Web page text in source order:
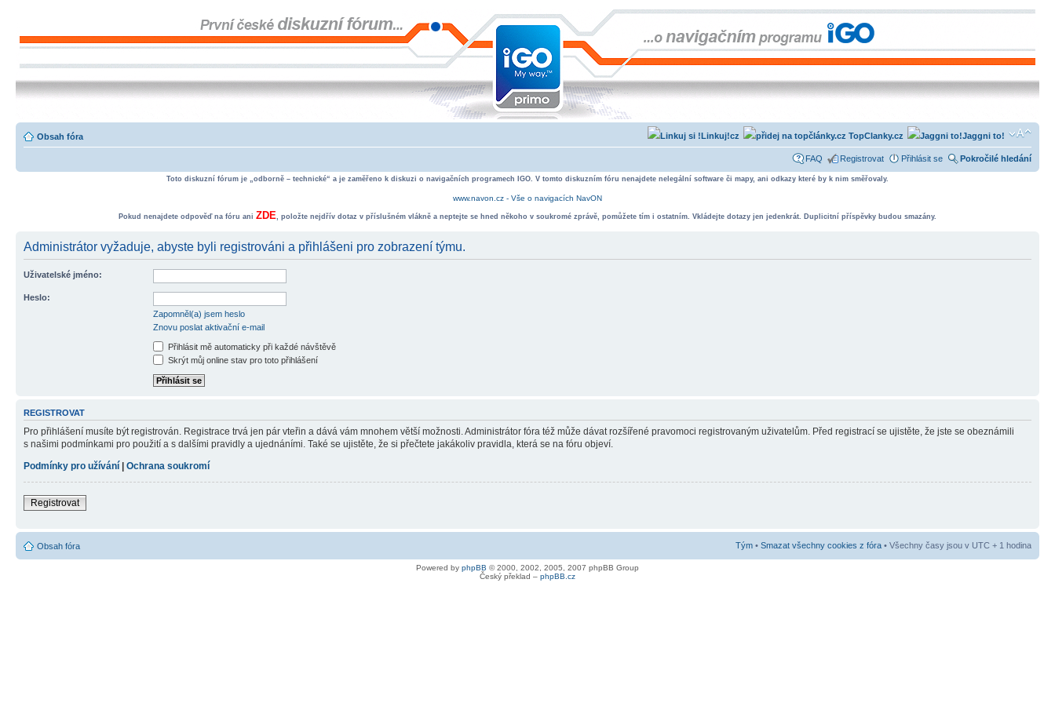
Obsah fóra Jaggni to!
TopClanky.cz
Linkuj!cz
FAQ Registrovat Přihlásit se Pokročilé hledání
Toto diskuzní fórum je „odborně – technické“ a je zaměřeno k diskuzi o navigačních programech IGO. V tomto diskuzním fóru nenajdete nelegální software či mapy, ani odkazy které by k nim směřovaly.
www.navon.cz - Vše o navigacích NavON
Pokud nenajdete odpověď na fóru ani ZDE, položte nejdřív dotaz v příslušném vlákně a neptejte se hned někoho v soukromé zprávě, pomůžete tím i ostatním. Vkládejte dotazy jen jedenkrát. Duplicitní příspěvky budou smazány.
Administrátor vyžaduje, abyste byli registrováni a přihlášeni pro zobrazení týmu.
Uživatelské jméno:
Heslo:
Zapomněl(a) jsem heslo
Znovu poslat aktivační e-mail
Přihlásit mě automaticky při každé návštěvě
Skrýt můj online stav pro toto přihlášení
REGISTROVAT
Pro přihlášení musíte být registrován. Registrace trvá jen pár vteřin a dává vám mnohem větší možnosti. Administrátor fóra též může dávat rozšířené pravomoci registrovaným uživatelům. Před registrací se ujistěte, že jste se obeznámili
s našimi podmínkami pro použití a s dalšími pravidly a ujednáními. Také se ujistěte, že si přečtete jakákoliv pravidla, která se na fóru objeví.
Podmínky pro užívání | Ochrana soukromí
Registrovat
Obsah fóra Tým • Smazat všechny cookies z fóra • Všechny časy jsou v UTC + 1 hodina
Powered by phpBB © 2000, 2002, 2005, 2007 phpBB Group
Český překlad – phpBB.cz